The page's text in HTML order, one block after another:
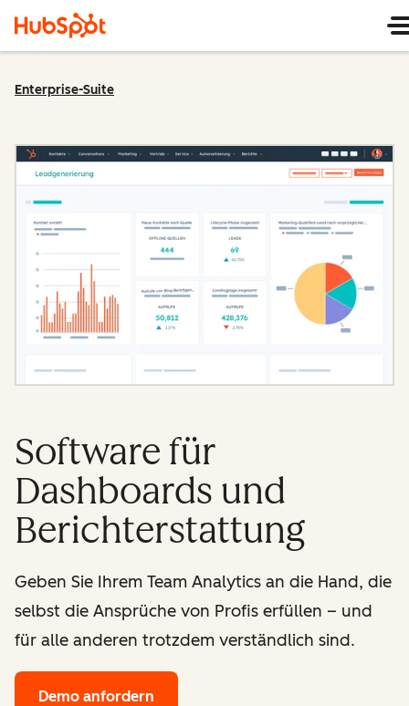
Enterprise-Suite
Software für
Dashboards und
Berichterstattung
Geben Sie Ihrem Team Analytics an die Hand, die
selbst die Ansprüche von Profis erfüllen – und
für alle anderen trotzdem verständlich sind.
Demo anfordern